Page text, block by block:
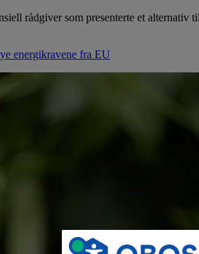
rådgiver som presenterte et
energikravene fra EU